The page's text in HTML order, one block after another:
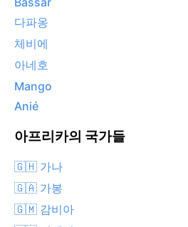
다파옹
체비에
아네호
Mango
Anié
아프리카의 국가들
🇬🇭 가나
🇬🇦 가봉
🇬🇲 감비아